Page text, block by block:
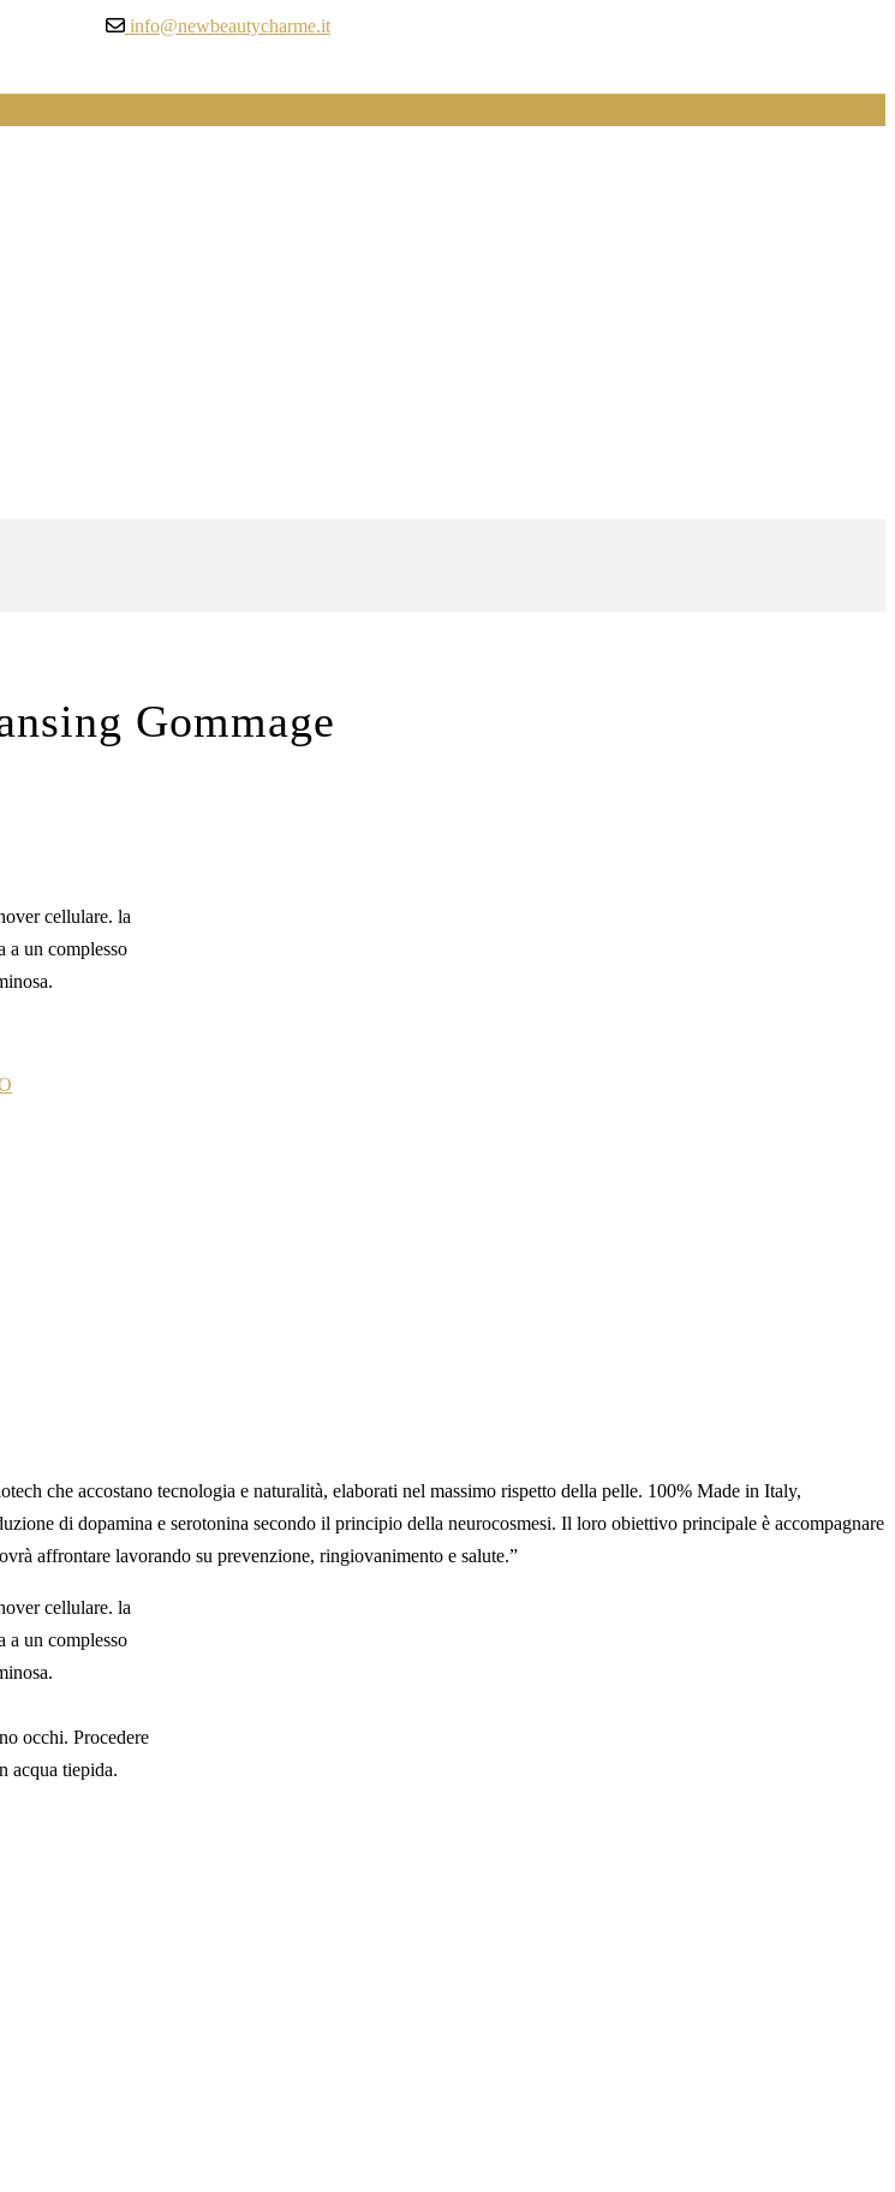
info@newbeautycharme.it
Gommage
cellulare. la
a un complesso
che accostano tecnologia e naturalità, elaborati nel massimo rispetto della pelle. 100% Made in Italy,
di dopamina e serotonina secondo il principio della neurocosmesi. Il loro obiettivo principale è accompagnare
affrontare lavorando su prevenzione, ringiovanimento e salute.”
cellulare. la
a un complesso
occhi. Procedere
acqua tiepida.